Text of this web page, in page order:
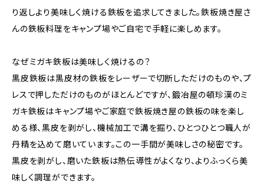
り返しより美味しく焼ける鉄板を追求してきました。鉄板焼き屋さ
んの鉄板料理をキャンプ場やご自宅で手軽に楽しめます。
なぜミガキ鉄板は美味しく焼けるの？
黒皮鉄板は黒皮材の鉄板をレーザーで切断しただけのものや、プ
レスで押しただけのものがほとんどですが、鍛冶屋の頓珍漢のミ
ガキ鉄板はキャンプ場やご家庭で鉄板焼き屋の鉄板の味を楽し
める様、黒皮を剥がし、機械加工で溝を掘り、ひとつひとつ職人が
丹精を込めて磨いています。この一手間が美味しさの秘密です。
黒皮を剥がし、磨いた鉄板は熱伝導性がよくなり、よりふっくら美
味しく調理ができます。